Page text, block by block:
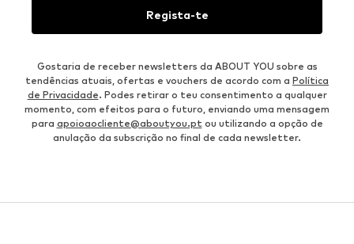
Regista-te
Gostaria de receber newsletters da ABOUT YOU sobre as
tendências atuais, ofertas e vouchers de acordo com a Política
de Privacidade. Podes retirar o teu consentimento a qualquer
momento, com efeitos para o futuro, enviando uma mensagem
para apoioaocliente@aboutyou.pt ou utilizando a opção de
anulação da subscrição no final de cada newsletter.